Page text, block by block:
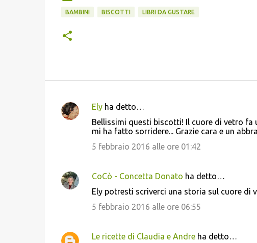
BAMBINI BISCOTTI LIBRI DA GUSTARE
C
e
n
Elyha detto…
Bellissimi questi biscotti! Il cuore di vetro fa
mi ha fatto sorridere... Grazie cara e un
5 febbraio 2016 alle ore 01:42
CoCò - Concetta Donato ha detto…
Ely potresti scriverci una storia sul cuore di
5 febbraio 2016 alle ore 06:55
Le ricette di Claudia e Andreha detto…